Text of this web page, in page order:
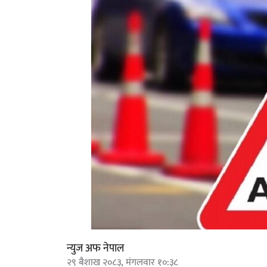
न्युज अफ नेपाल
२९ बैशाख २०८३, मंगलवार १०:३८